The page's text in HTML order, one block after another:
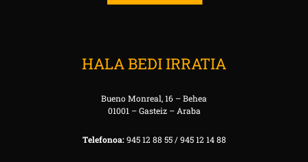
HALA BEDI IRRATIA
Bueno Monreal, 16 – Behea
01001 – Gasteiz – Araba
Telefonoa:945 12 88 55 / 945 12 14 88